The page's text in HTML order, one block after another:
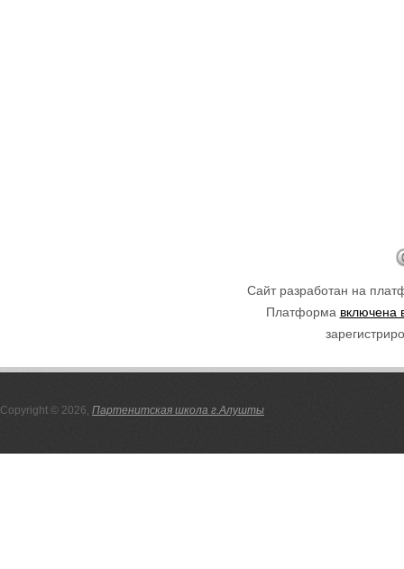
Сайт разработан на
Платформа включена
Copyright © 2026, Партенитская школа г.Алушты